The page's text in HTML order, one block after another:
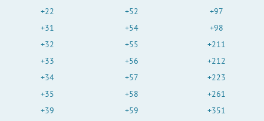
+22
+31
+32
+33
+34
+35
+39
+52
+54
+55
+56
+57
+58
+59
+97
+98
+211
+212
+223
+261
+351